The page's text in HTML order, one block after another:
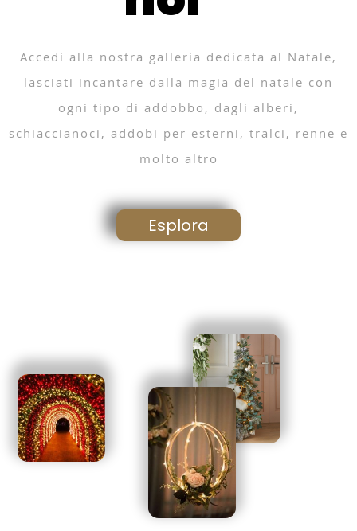
Accedi alla nostra galleria dedicata al Natale,
lasciati incantare dalla magia del natale con
ogni tipo di addobbo, dagli alberi,
schiaccianoci, addobi per esterni, tralci, renne e
molto altro
Esplora